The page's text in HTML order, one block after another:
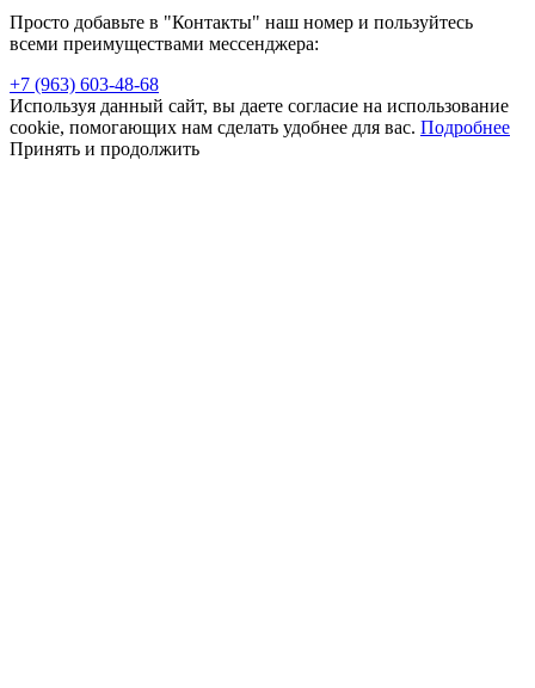
Просто добавьте в "Контакты" наш номер и пользуйтесь
всеми преимуществами мессенджера:
+7 (963) 603-48-68
Используя данный сайт, вы даете согласие на использование
cookie, помогающих нам сделать удобнее для вас. Подробнее
Принять и продолжить